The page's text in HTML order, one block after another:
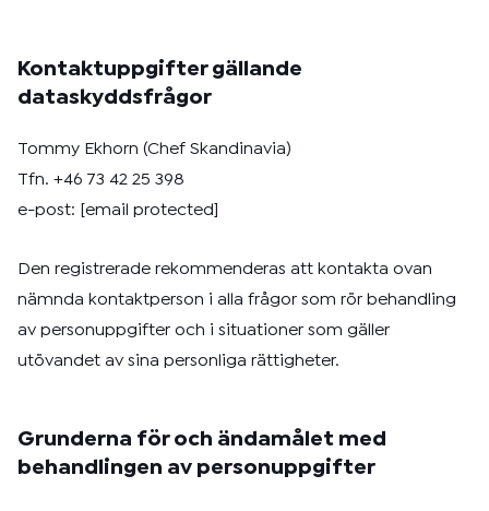
Kontaktuppgifter gällande
dataskyddsfrågor
Tommy Ekhorn (Chef Skandinavia)
Tfn. +46 73 42 25 398
e-post: [email protected]
Den registrerade rekommenderas att kontakta ovan
nämnda kontaktperson i alla frågor som rör behandling
av personuppgifter och i situationer som gäller
utövandet av sina personliga rättigheter.
Grunderna för och ändamålet med
behandlingen av personuppgifter